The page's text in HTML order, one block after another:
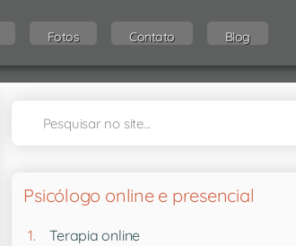
Fotos Contato Blog
Psicólogo online e presencial
Terapia online